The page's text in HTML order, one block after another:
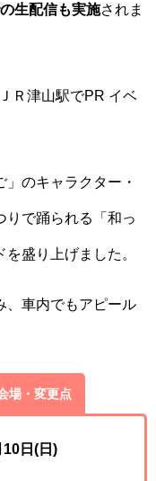
生配信も実施されま
Ｒ津山駅でPR イベ
のキャラクター・
りで踊られる「和っ
盛り上げました。
、車内でもアピール
場・変更点
日(日)